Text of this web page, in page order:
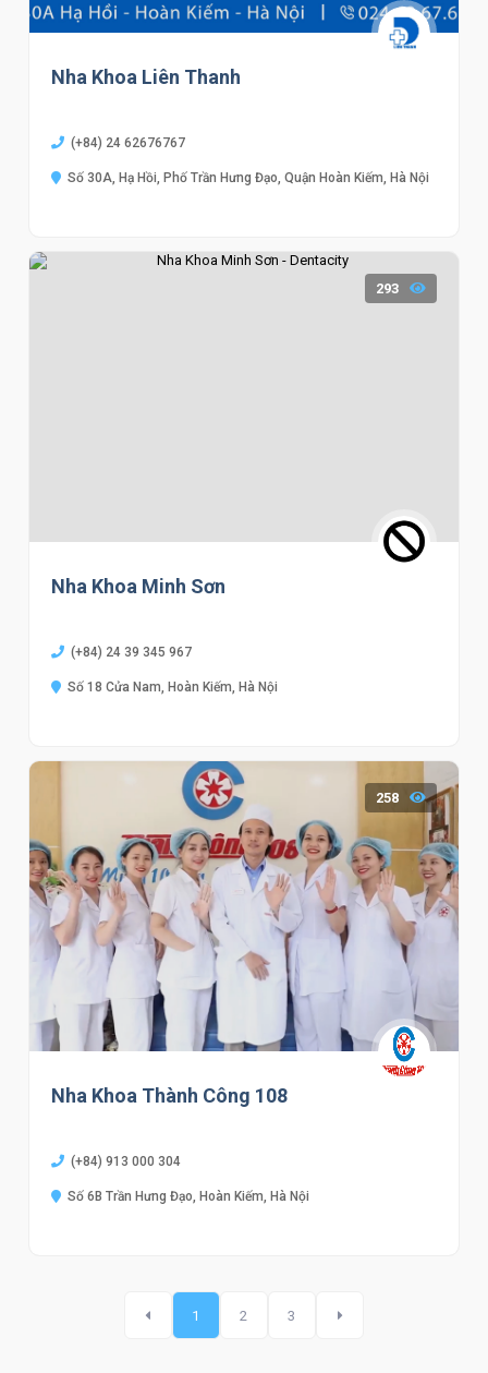
Nha Khoa Liên Thanh
(+84) 24 62676767
Số 30A, Hạ Hồi, Phố Trần Hưng Đạo, Quận Hoàn Kiếm, Hà Nội
293
Nha Khoa Minh Sơn
(+84) 24 39 345 967
Số 18 Cửa Nam, Hoàn Kiếm, Hà Nội
258
Nha Khoa Thành Công 108
(+84) 913 000 304
Số 6B Trần Hưng Đạo, Hoàn Kiếm, Hà Nội
1 2 3